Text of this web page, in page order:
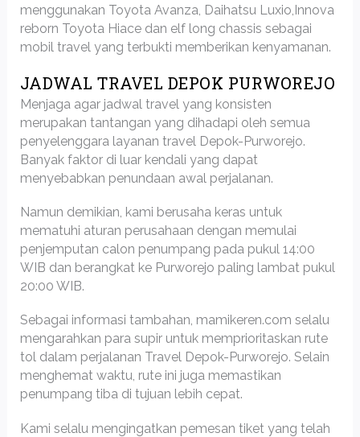
menggunakan Toyota Avanza, Daihatsu Luxio,Innova
reborn Toyota Hiace dan elf long chassis sebagai
mobil travel yang terbukti memberikan kenyamanan.
JADWAL TRAVEL DEPOK PURWOREJO
Menjaga agar jadwal travel yang konsisten
merupakan tantangan yang dihadapi oleh semua
penyelenggara layanan travel Depok-Purworejo.
Banyak faktor di luar kendali yang dapat
menyebabkan penundaan awal perjalanan.
Namun demikian, kami berusaha keras untuk
mematuhi aturan perusahaan dengan memulai
penjemputan calon penumpang pada pukul 14:00
WIB dan berangkat ke Purworejo paling lambat pukul
20:00 WIB.
Sebagai informasi tambahan, mamikeren.com selalu
mengarahkan para supir untuk memprioritaskan rute
tol dalam perjalanan Travel Depok-Purworejo. Selain
menghemat waktu, rute ini juga memastikan
penumpang tiba di tujuan lebih cepat.
Kami selalu mengingatkan pemesan tiket yang telah